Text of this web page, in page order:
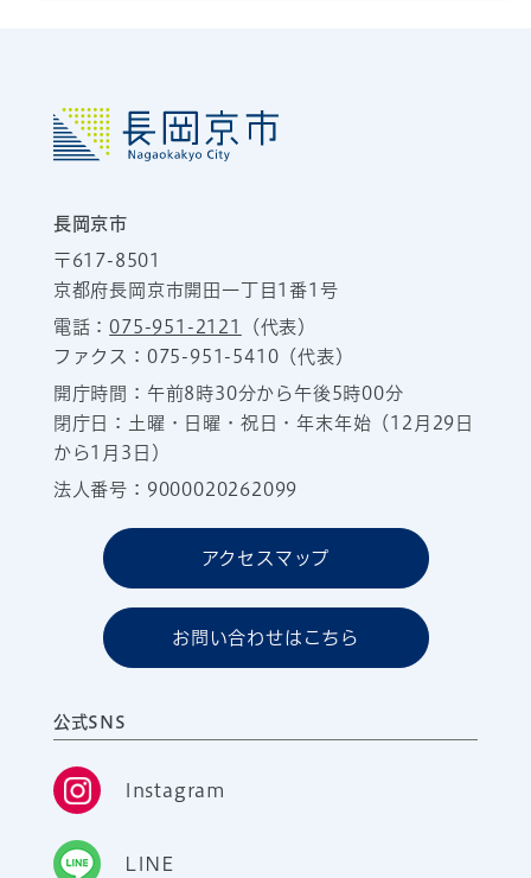
長岡京市
〒617-8501
京都府長岡京市開田一丁目1番1号
電話：075-951-2121
（代表）
ファクス：075-951-5410（代表）
開庁時間：午前8時30分から午後5時00分
閉庁日：土曜・日曜・祝日・年末年始（12月29日
から1月3日）
法人番号：9000020262099
アクセスマップ
お問い合わせはこちら
公式SNS
Instagram
LINE